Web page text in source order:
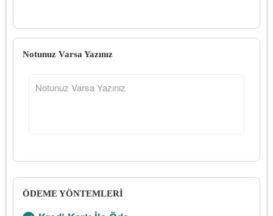
Notunuz Varsa Yazınız
ÖDEME YÖNTEMLERİ